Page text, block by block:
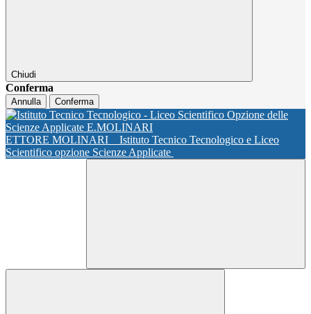
Chiudi
Conferma
Annulla Conferma
ETTORE MOLINARI
Istituto Tecnico Tecnologico e Liceo
Scientifico opzione Scienze Applicate